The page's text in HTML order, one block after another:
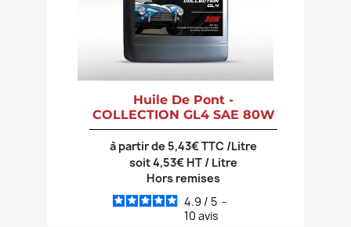
Huile De Pont -
COLLECTION GL4 SAE 80W
à partir de 5,43€ TTC /Litre
soit 4,53€ HT / Litre
Hors remises
4.9 / 5 -
10 avis